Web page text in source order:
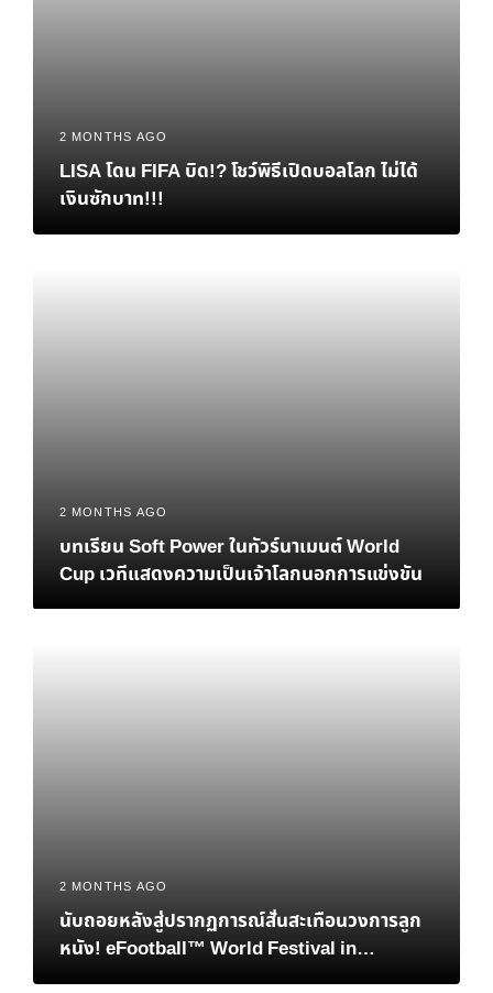
2 MONTHS AGO
LISA โดน FIFA บิด!? โชว์พิธีเปิดบอลโลก ไม่ได้
เงินซักบาท!!!
2 MONTHS AGO
บทเรียน Soft Power ในทัวร์นาเมนต์ World
Cup เวทีแสดงความเป็นเจ้าโลกนอกการแข่งขัน
2 MONTHS AGO
นับถอยหลังสู่ปรากฏการณ์สั่นสะเทือนวงการลูก
หนัง! eFootball™ World Festival in
Bangkok เมื่อตำนาน “เวย์น รูนีย์” และอนาคต